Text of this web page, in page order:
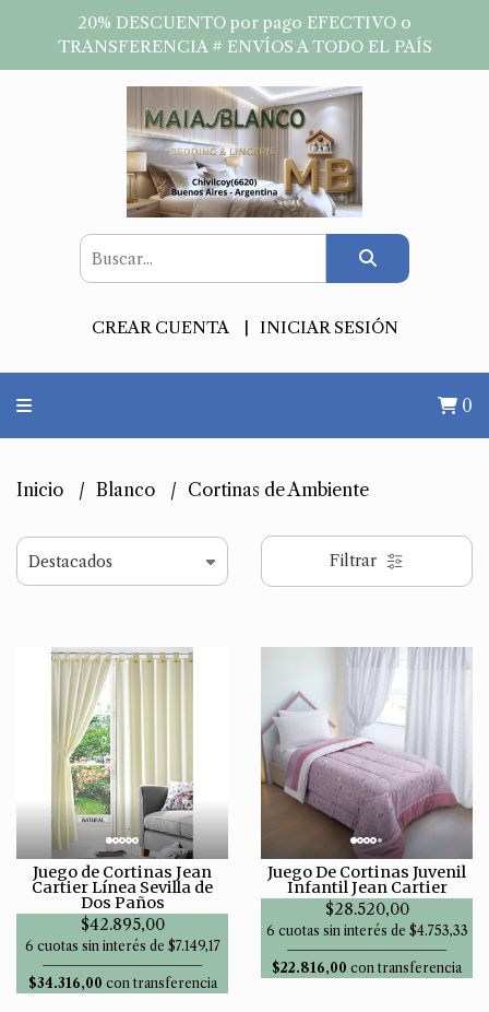
20% DESCUENTO por pago EFECTIVO o
TRANSFERENCIA # ENVÍOS A TODO EL PAÍS
CREAR CUENTA INICIAR SESIÓN
0
Inicio Blanco Cortinas de Ambiente
Filtrar
Juego de Cortinas Jean
Cartier Línea Sevilla de
Dos Paños
$42.895,00
6 cuotas sin interés de $7.149,17
$34.316,00 con transferencia
Juego De Cortinas Juvenil
Infantil Jean Cartier
$28.520,00
6 cuotas sin interés de $4.753,33
$22.816,00 con transferencia